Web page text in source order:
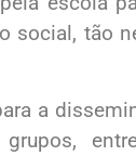
social, tão
a